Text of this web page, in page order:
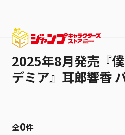
2025年8月発売『
デミア』耳郎響香
全0件